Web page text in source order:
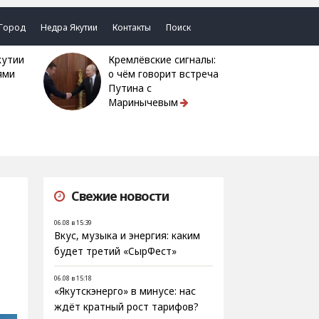
Недра Якутии Контакты Поиск
Кремлёвские сигналы:
о чём говорит встреча
Путина с
Маринычевым
Свежие новости
06.08 в 15:39
Вкус, музыка и энергия: каким
будет третий «СырФест»
06.08 в 15:18
«Якутскэнерго» в минусе: нас
ждёт кратный рост тарифов?